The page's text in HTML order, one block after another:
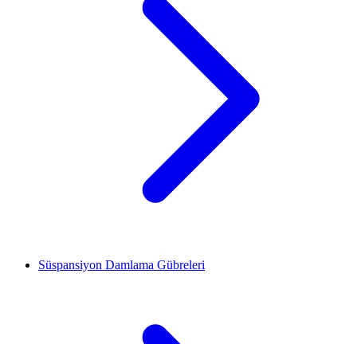
Süspansiyon Damlama Gübreleri